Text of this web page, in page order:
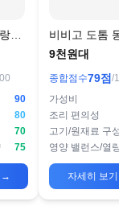
땡
90
80
70
75
→
비비고 도톰 동
땡 (냉동)
9천원대
종합점수79점 /100
가성비
조리 편의성
고기/원재료 구성
영양 밸런스/열량
자세히 보기